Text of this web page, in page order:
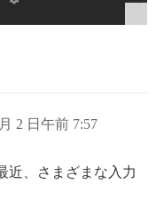
2 日午前 7:57
近、さまざまな入力